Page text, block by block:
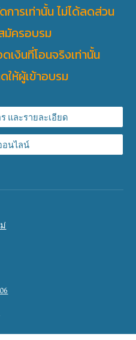
ารเท่านั้น ไม่ได้ลดส่วน
มัครอบรม
เงินที่โอนจริงเท่านั้น
ให้ผู้เข้าอบรม
และรายละเอียด
อนไลน์